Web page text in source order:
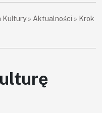
Kultury» Aktualności » Krok